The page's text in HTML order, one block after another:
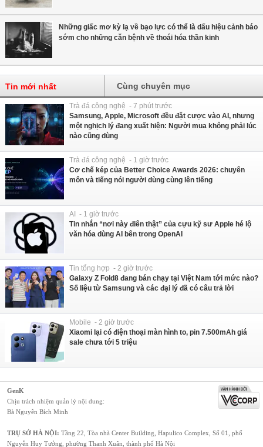
Những giấc mơ kỳ lạ về bạo lực có thể là dấu hiệu cảnh báo
sớm cho những căn bệnh về thoái hóa thần kinh
Tin mới nhất Cùng chuyên mục
Trà đá công nghệ - 7 phút trước
Samsung, Apple, Microsoft đều đặt cược vào AI, nhưng
một nghịch lý đang xuất hiện: Người mua không phải lúc
nào cũng dùng
Trà đá công nghệ - 1 giờ trước
Cơ chế kép của Better Choice Awards 2026: chuyên
môn và tiếng nói người dùng cùng lên tiếng
AI - 1 giờ trước
Tin nhắn “nơi này điên thật” của cựu kỹ sư Apple hé lộ
văn hóa dùng AI bên trong OpenAI
Tin tổng hợp - 2 giờ trước
Galaxy Z Fold8 đang bán chạy tại Việt Nam tới mức nào?
Số liệu từ Samsung và các đại lý đã có câu trả lời
Mobile - 2 giờ trước
Xiaomi lại có điện thoại màn hình to, pin 7.500mAh giá
sale chưa tới 5 triệu
GenK
Chịu trách nhiệm quản lý nội dung:
Bà Nguyễn Bích Minh
TRỤ SỞ HÀ NỘI: Tầng 22, Tòa nhà Center Building, Hapulico Complex, Số 01, phố
Nguyễn Huy Tưởng, phường Thanh Xuân, thành phố Hà Nội